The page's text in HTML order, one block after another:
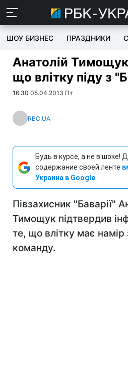
ШОУ БИЗНЕС ПРАЗДНИКИ
Анатолій
що влітку піду з
16:30 05.04.2013 Пт
RBC.UA
Будь в курсе, а не в шоке!
содержание своей ленте
Украина в Google
Півзахисник "Баварії"
Тимощук підтвердив
те, що влітку має намір
команду.